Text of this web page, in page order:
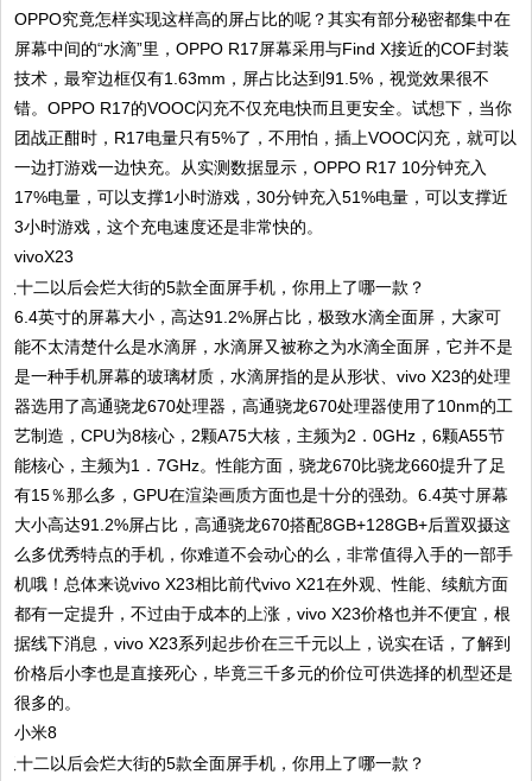
OPPO究竟怎样实现这样高的屏占比的呢？其实有部分秘密都集中在
屏幕中间的“水滴”里，OPPO R17屏幕采用与Find X接近的COF封装
技术，最窄边框仅有1.63mm，屏占比达到91.5%，视觉效果很不
错。OPPO R17的VOOC闪充不仅充电快而且更安全。试想下，当你
团战正酣时，R17电量只有5%了，不用怕，插上VOOC闪充，就可以
一边打游戏一边快充。从实测数据显示，OPPO R17 10分钟充入
17%电量，可以支撑1小时游戏，30分钟充入51%电量，可以支撑近
3小时游戏，这个充电速度还是非常快的。
vivoX23
6.4英寸的屏幕大小，高达91.2%屏占比，极致水滴全面屏，大家可
能不太清楚什么是水滴屏，水滴屏又被称之为水滴全面屏，它并不是
是一种手机屏幕的玻璃材质，水滴屏指的是从形状、vivo X23的处理
器选用了高通骁龙670处理器，高通骁龙670处理器使用了10nm的工
艺制造，CPU为8核心，2颗A75大核，主频为2．0GHz，6颗A55节
能核心，主频为1．7GHz。性能方面，骁龙670比骁龙660提升了足
有15％那么多，GPU在渲染画质方面也是十分的强劲。6.4英寸屏幕
大小高达91.2%屏占比，高通骁龙670搭配8GB+128GB+后置双摄这
么多优秀特点的手机，你难道不会动心的么，非常值得入手的一部手
机哦！总体来说vivo X23相比前代vivo X21在外观、性能、续航方面
都有一定提升，不过由于成本的上涨，vivo X23价格也并不便宜，根
据线下消息，vivo X23系列起步价在三千元以上，说实在话，了解到
价格后小李也是直接死心，毕竟三千多元的价位可供选择的机型还是
很多的。
小米8